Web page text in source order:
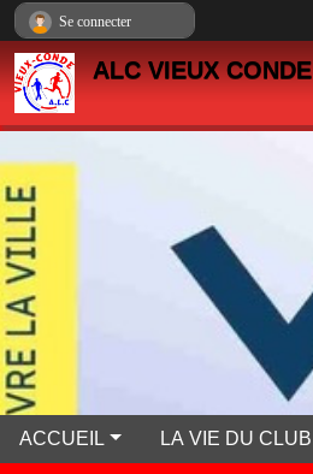
ALC VIEUX CONDE
ACCUEIL LA VIE DU CLUB
Se connecter
Panneau de gestion des cookies